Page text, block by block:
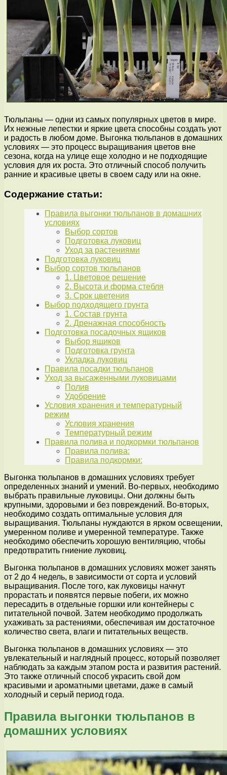
Тюльпаны — одни из самых популярных цветов в мире.
Их нежные лепестки и яркие цвета способны создать уют
и радость в любом доме. Выгонка тюльпанов в домашних
условиях — это процесс выращивания цветов вне
сезона, когда на улице еще холодно и не подходящие
условия для их роста. Это отличный способ получить
ранние и красивые цветы в своем саду или на окне.
Содержание статьи:
Правила выгонки тюльпанов в домашних
условиях
Выбор сортов
Подготовка луковиц
Уход за растениями
Подготовка луковиц
Выбор сортов тюльпанов
1. Цветовое решение
2. Высота и форма стебля
3. Срок цветения
Выбор подходящего грунта
1. Состав грунта
2. Дренажная способность
Подготовка посадочных ящиков
Выбор ящиков
Подготовка грунта
Укладка луковиц
Правила посадки тюльпанов
Уход за высаженными луковицами
Полив
Удобрение
Условия хранения и температурный
режим
Условия хранения
Температурный режим
Правила полива и подкормки тюльпанов
Правила полива:
Правила подкормки:
Выгонка тюльпанов в домашних условиях требует
определенных знаний и умений. Во-первых, необходимо
выбрать правильные луковицы. Они должны быть
крупными, здоровыми и без повреждений. Во-вторых,
необходимо создать оптимальные условия для
выращивания. Тюльпаны нуждаются в ярком освещении,
умеренном поливе и умеренной температуре. Также
необходимо обеспечить хорошую вентиляцию, чтобы
предотвратить гниение луковиц.
Выгонка тюльпанов в домашних условиях может занять
от 2 до 4 недель, в зависимости от сорта и условий
выращивания. После того, как луковицы начнут
прорастать и появятся первые побеги, их можно
пересадить в отдельные горшки или контейнеры с
питательной почвой. Затем необходимо продолжать
ухаживать за растениями, обеспечивая им достаточное
количество света, влаги и питательных веществ.
Выгонка тюльпанов в домашних условиях — это
увлекательный и наглядный процесс, который позволяет
наблюдать за каждым этапом роста и развития растений.
Это также отличный способ украсить свой дом
красивыми и ароматными цветами, даже в самый
холодный и серый период года.
Правила выгонки тюльпанов в
домашних условиях